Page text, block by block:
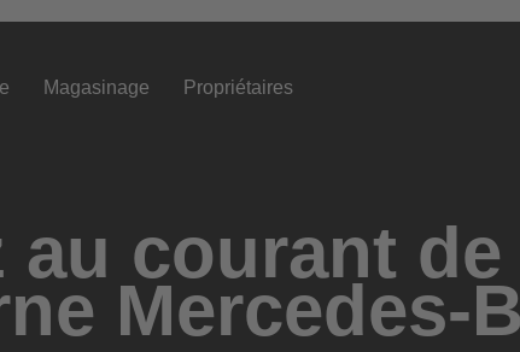
Magasinage Propriétaires
au courant
Mercedes-